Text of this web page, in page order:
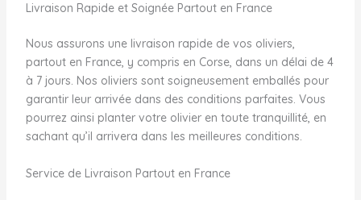
Livraison Rapide et Soignée Partout en France
Nous assurons une livraison rapide de vos oliviers,
partout en France, y compris en Corse, dans un délai de 4
à 7 jours. Nos oliviers sont soigneusement emballés pour
garantir leur arrivée dans des conditions parfaites. Vous
pourrez ainsi planter votre olivier en toute tranquillité, en
sachant qu’il arrivera dans les meilleures conditions.
Service de Livraison Partout en France